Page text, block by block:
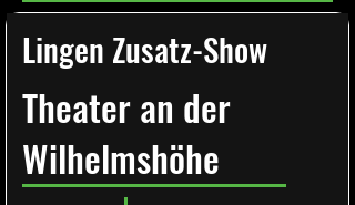
Lingen Zusatz-Show
Theater an der
Wilhelmshöhe